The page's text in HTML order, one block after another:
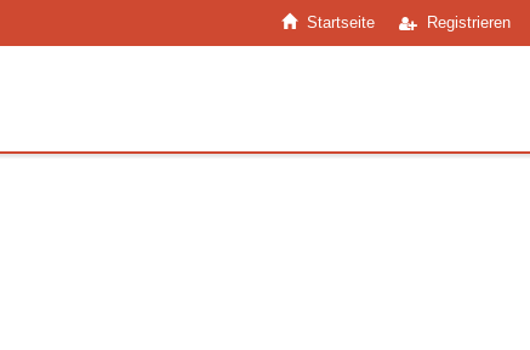
Startseite Registrieren